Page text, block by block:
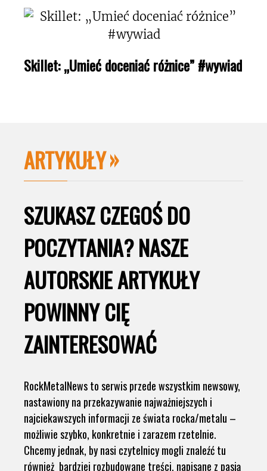
Skillet: „Umieć doceniać różnice” #wywiad
ARTYKUŁY
SZUKASZ CZEGOŚ DO
POCZYTANIA? NASZE
AUTORSKIE ARTYKUŁY
POWINNY CIĘ
ZAINTERESOWAĆ
RockMetalNews to serwis przede wszystkim newsowy,
nastawiony na przekazywanie najważniejszych i
najciekawszych informacji ze świata rocka/metalu –
możliwie szybko, konkretnie i zarazem rzetelnie.
Chcemy jednak, by nasi czytelnicy mogli znaleźć tu
również bardziej rozbudowane treści, napisane z pasją